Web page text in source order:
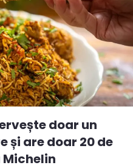
doar un
și are doar 20 de